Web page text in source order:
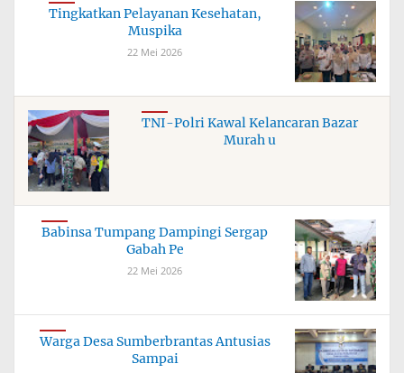
Tingkatkan Pelayanan Kesehatan,
Muspika
22 Mei 2026
TNI-Polri Kawal Kelancaran Bazar
Murah u
Babinsa Tumpang Dampingi Sergap
Gabah Pe
22 Mei 2026
Warga Desa Sumberbrantas Antusias
Sampai